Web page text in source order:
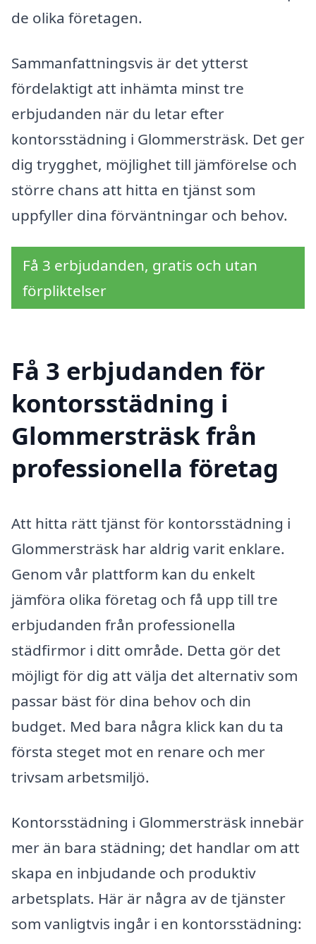
de olika företagen.
Sammanfattningsvis är det ytterst
fördelaktigt att inhämta minst tre
erbjudanden när du letar efter
kontorsstädning i Glommersträsk. Det ger
dig trygghet, möjlighet till jämförelse och
större chans att hitta en tjänst som
uppfyller dina förväntningar och behov.
Få 3 erbjudanden, gratis och utan
förpliktelser
Få 3 erbjudanden för
kontorsstädning i
Glommersträsk från
professionella företag
Att hitta rätt tjänst för kontorsstädning i
Glommersträsk har aldrig varit enklare.
Genom vår plattform kan du enkelt
jämföra olika företag och få upp till tre
erbjudanden från professionella
städfirmor i ditt område. Detta gör det
möjligt för dig att välja det alternativ som
passar bäst för dina behov och din
budget. Med bara några klick kan du ta
första steget mot en renare och mer
trivsam arbetsmiljö.
Kontorsstädning i Glommersträsk innebär
mer än bara städning; det handlar om att
skapa en inbjudande och produktiv
arbetsplats. Här är några av de tjänster
som vanligtvis ingår i en kontorsstädning: